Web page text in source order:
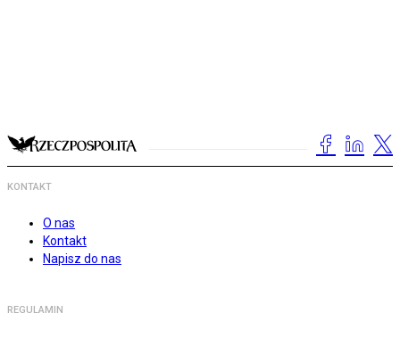
KONTAKT
O nas
Kontakt
Napisz do nas
REGULAMIN